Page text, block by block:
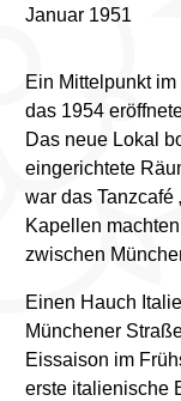
Januar 1951
Ein Mittelpunkt
das 1954
Das neue Lokal
eingerichtete
war das Tanzcafé
Kapellen
zwischen
Einen Hauch
Münchener
Eissaison im
erste italienische